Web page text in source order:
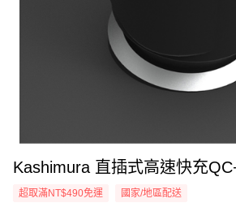
Kashimura 直插式高速快充
超取滿NT$490免運 國家/地區配送